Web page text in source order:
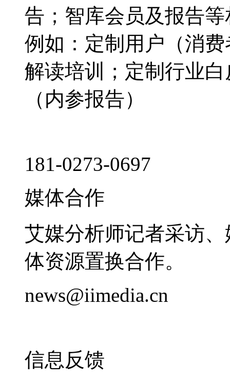
告；智库会员及报告
例如：定制用户（消
解读培训；定制行业
（内参报告）
181-0273-0697
媒体合作
艾媒分析师记者采访
体资源置换合作。
news@iimedia.cn
信息反馈